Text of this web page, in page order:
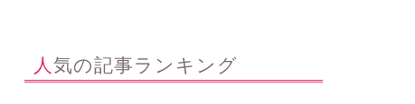
人気の記事ランキング